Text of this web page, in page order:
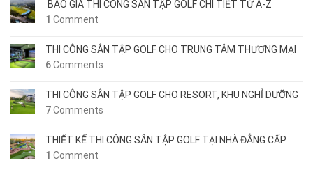
BÁO GIÁ THI CÔNG SÂN TẬP GOLF CHI TIẾT TỪ A-Z
1 Comment
THI CÔNG SÂN TẬP GOLF CHO TRUNG TÂM THƯƠNG MẠI
6Comments
THI CÔNG SÂN TẬP GOLF CHO RESORT, KHU NGHỈ DƯỠNG
7Comments
THIẾT KẾ THI CÔNG SÂN TẬP GOLF TẠI NHÀ ĐẲNG CẤP
1 Comment